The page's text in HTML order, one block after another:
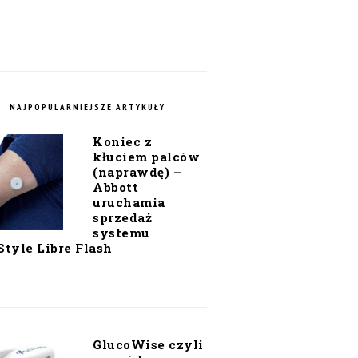
NAJPOPULARNIEJSZE ARTYKUŁY
Koniec z
kłuciem palców
(naprawdę) –
Abbott
uruchamia
sprzedaż
systemu
Libre Flash
GlucoWise czyli